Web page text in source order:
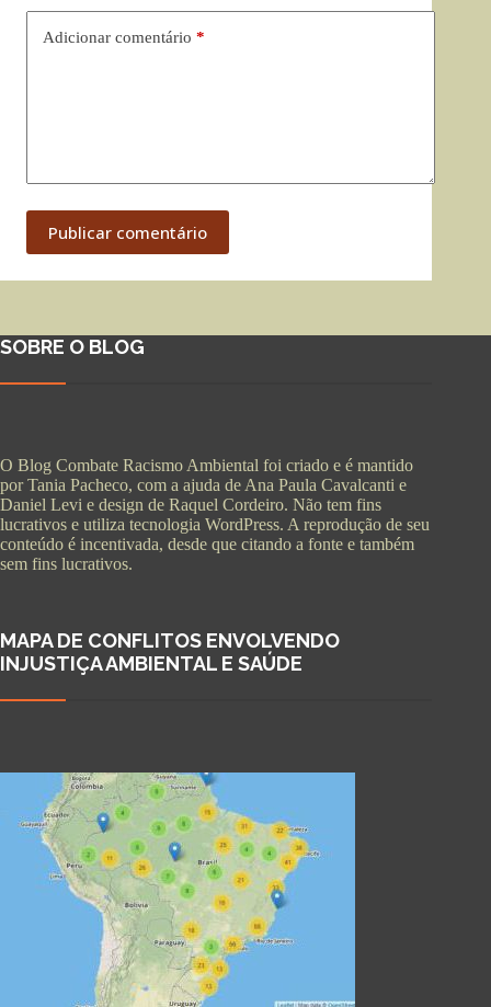
Adicionar comentário *
Publicar comentário
SOBRE O BLOG
O Blog Combate Racismo Ambiental foi criado e é mantido
por Tania Pacheco, com a ajuda de Ana Paula Cavalcanti e
Daniel Levi e design de Raquel Cordeiro. Não tem fins
lucrativos e utiliza tecnologia WordPress. A reprodução de seu
conteúdo é incentivada, desde que citando a fonte e também
sem fins lucrativos.
MAPA DE CONFLITOS ENVOLVENDO
INJUSTIÇA AMBIENTAL E SAÚDE